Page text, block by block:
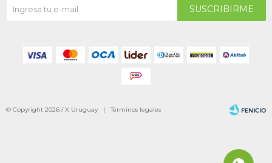
SUSCRIBIRME
© Copyright 2026 / X Uruguay |Términos legales